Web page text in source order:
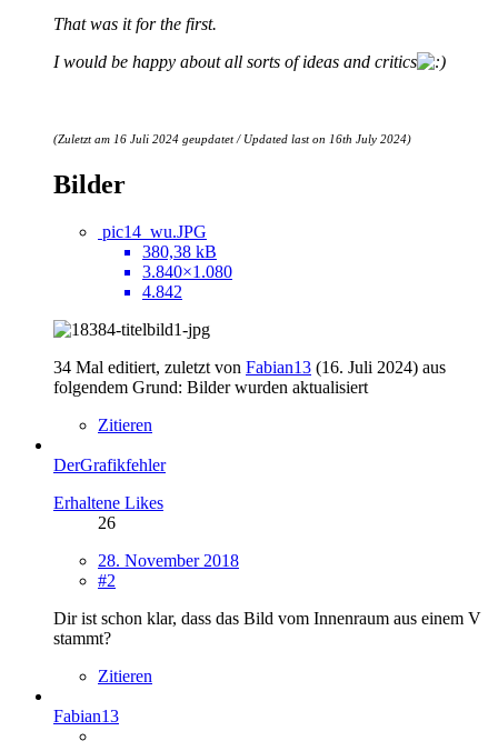
That was it for the first.
I would be happy about all sorts of ideas and critics
(Zuletzt am 16 Juli 2024 geupdatet / Updated last on 16th July 2024)
Bilder
pic14_wu.JPG
380,38 kB
3.840×1.080
4.842
34 Mal editiert, zuletzt von Fabian13 (16. Juli 2024) aus
folgendem Grund: Bilder wurden aktualisiert
Zitieren
DerGrafikfehler
Erhaltene Likes
26
28. November 2018
#2
Dir ist schon klar, dass das Bild vom Innenraum aus einem V
stammt?
Zitieren
Fabian13